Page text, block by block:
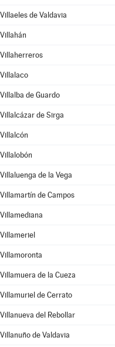
Villaeles de Valdavia
Villahán
Villaherreros
Villalaco
Villalba de Guardo
Villalcázar de Sirga
Villalcón
Villalobón
Villaluenga de la Vega
Villamartín de Campos
Villamediana
Villameriel
Villamoronta
Villamuera de la Cueza
Villamuriel de Cerrato
Villanueva del Rebollar
Villanuño de Valdavia